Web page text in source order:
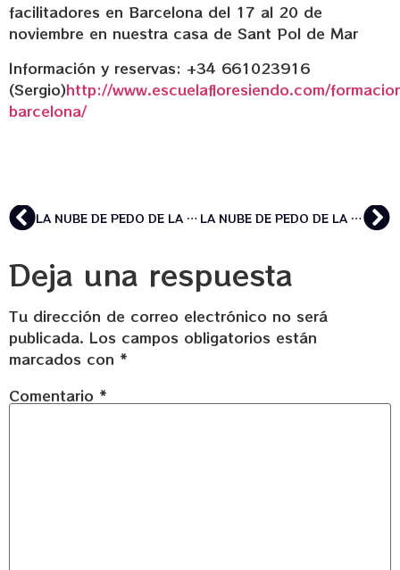
facilitadores en Barcelona del 17 al 20 de
noviembre en nuestra casa de Sant Pol de Mar
Información y reservas: +34 661023916
(Sergio)http://www.escuelafloresiendo.com/
barcelona/
LA NUBE DE PEDO DE LA ESPIRITUALIDAD LA NUBE DE PEDO DE LA ESPIRITUALIDAD
Deja una respuesta
Tu dirección de correo electrónico no será
publicada. Los campos obligatorios están
marcados con *
Comentario *